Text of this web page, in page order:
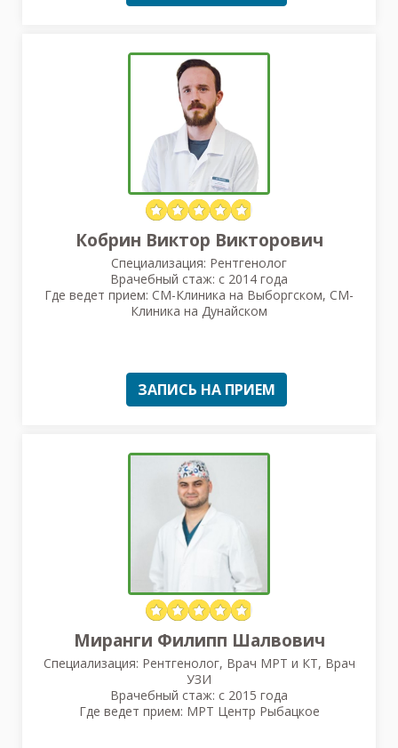
Кобрин Виктор Викторович
Специализация: Рентгенолог
Врачебный стаж: с 2014 года
Где ведет прием: СМ-Клиника на Выборгском, СМ-
Клиника на Дунайском
ЗАПИСЬ НА ПРИЕМ
Миранги Филипп Шалвович
Специализация: Рентгенолог, Врач МРТ и КТ, Врач
УЗИ
Врачебный стаж: с 2015 года
Где ведет прием: МРТ Центр Рыбацкое